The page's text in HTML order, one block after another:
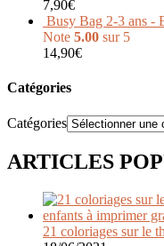
7,90€
Busy Bag 2-3 ans -
Note 5.00 sur 5
14,90€
Catégories
Catégories
ARTICLES
21 coloriages sur le